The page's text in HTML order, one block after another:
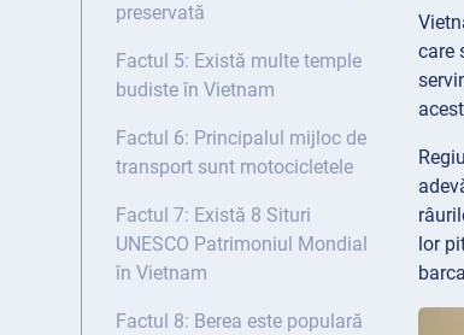
preservată
Factul 5: Există multe temple
budiste în Vietnam
Factul 6: Principalul mijloc de
transport sunt motocicletele
Factul 7: Există 8 Situri
UNESCO Patrimoniul Mondial
în Vietnam
Factul 8: Berea este populară
care
lor